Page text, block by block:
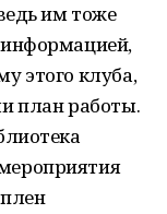
им тоже
информацией,
этого клуба,
план работы.